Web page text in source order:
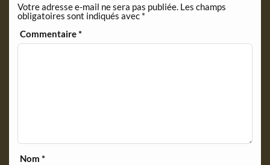
d
l
y
Votre adresse e-mail ne sera pas publiée. Les champs
obligatoires sont indiqués avec *
Commentaire*
Nom*